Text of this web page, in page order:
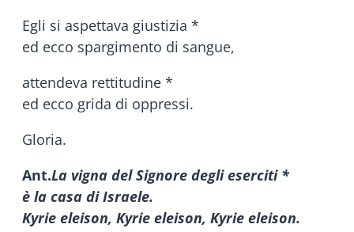
Egli si aspettava giustizia *
ed ecco spargimento di sangue,
attendeva rettitudine *
ed ecco grida di oppressi.
Gloria.
Ant.La vigna del Signore degli eserciti *
è la casa di Israele.
Kyrie eleison, Kyrie eleison, Kyrie eleison.